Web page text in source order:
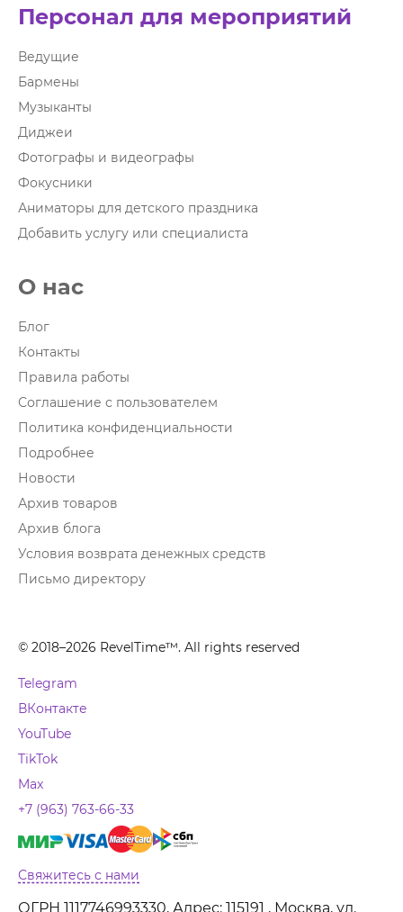
Персонал для мероприятий
Ведущие
Бармены
Музыканты
Диджеи
Фотографы и видеографы
Фокусники
Аниматоры для детского праздника
Добавить услугу или специалиста
О нас
Блог
Контакты
Правила работы
Соглашение с пользователем
Политика конфиденциальности
Подробнее
Новости
Архив товаров
Архив блога
Условия возврата денежных средств
Письмо директору
© 2018–2026 RevelTime™. All rights reserved
Telegram
ВКонтакте
YouTube
TikTok
Max
+7 (963) 763-66-33
Свяжитесь с нами
ОГРН 1117746993330, Адрес: 115191 , Москва, ул.